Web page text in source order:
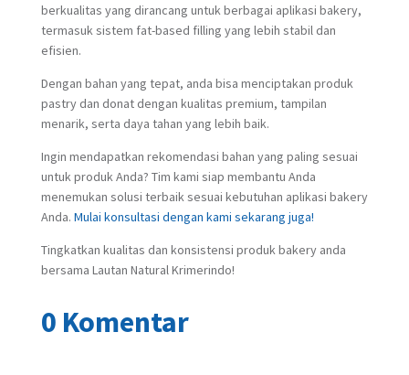
berkualitas yang dirancang untuk berbagai aplikasi bakery,
termasuk sistem fat-based filling yang lebih stabil dan
efisien.
Dengan bahan yang tepat, anda bisa menciptakan produk
pastry dan donat dengan kualitas premium, tampilan
menarik, serta daya tahan yang lebih baik.
Ingin mendapatkan rekomendasi bahan yang paling sesuai
untuk produk Anda? Tim kami siap membantu Anda
menemukan solusi terbaik sesuai kebutuhan aplikasi bakery
Anda. Mulai konsultasi dengan kami sekarang juga!
Tingkatkan kualitas dan konsistensi produk bakery anda
bersama Lautan Natural Krimerindo!
0 Komentar